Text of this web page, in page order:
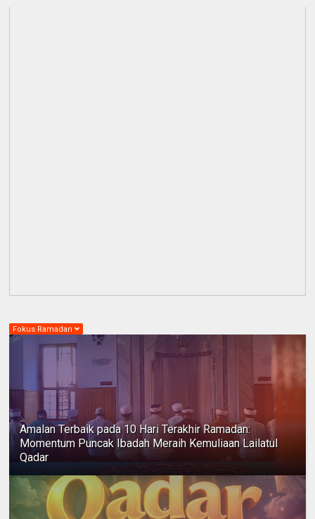
Fokus Ramadan
Amalan Terbaik pada 10 Hari Terakhir Ramadan:
Momentum Puncak Ibadah Meraih Kemuliaan Lailatul
Qadar